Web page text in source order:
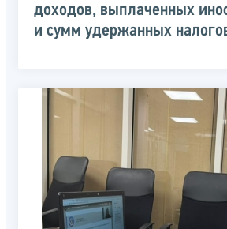
доходов, выплаченных
и сумм удержанных